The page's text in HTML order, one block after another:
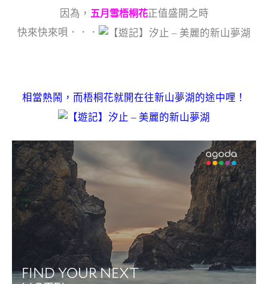
因為， 五月雪梧桐花正值盛開之時
快來快來唄．．．
相當熱鬧，而梧桐花就開在往新山夢湖的途中哩！